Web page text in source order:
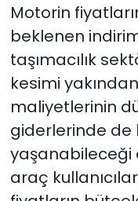
Motorin
beklenen
taşımacılık
kesimi
maliyetlerinin
giderlerinde
yaşanabileceği
araç